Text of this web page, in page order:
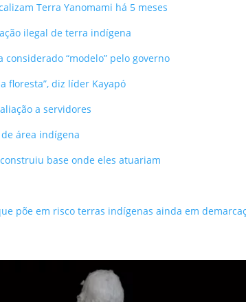
Terra Yanomami há 5 meses
ilegal de terra indígena
“modelo” pelo governo
floresta”, diz líder Kayapó
a servidores
área indígena
base onde eles atuariam
põe em risco terras indígenas ainda em